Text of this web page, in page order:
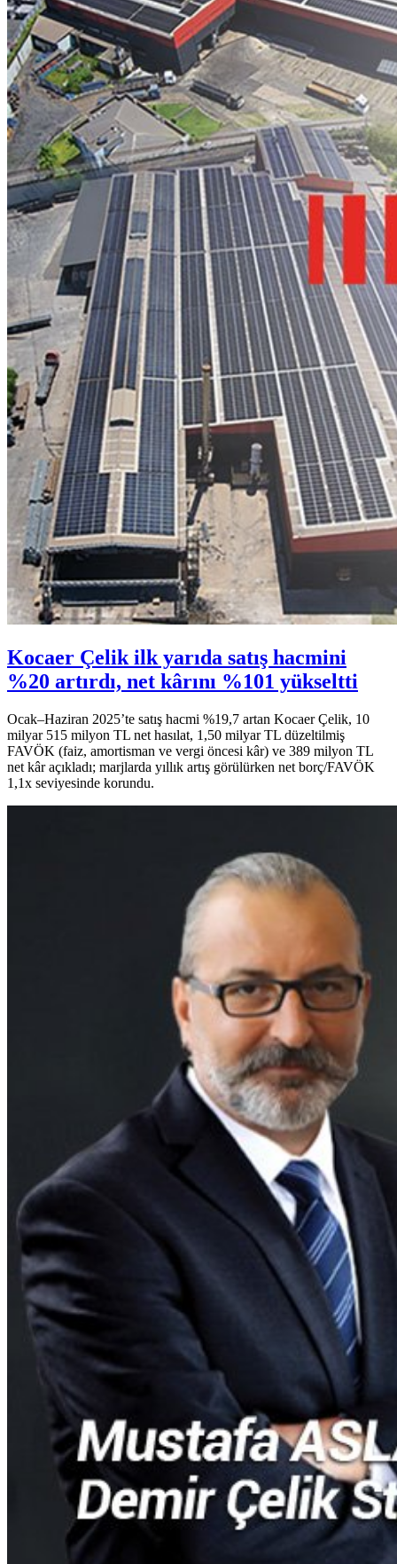
Kocaer Çelik ilk yarıda satış hacmini
%20 artırdı, net kârını %101 yükseltti
Ocak–Haziran 2025’te satış hacmi %19,7 artan Kocaer Çelik, 10
milyar 515 milyon TL net hasılat, 1,50 milyar TL düzeltilmiş
FAVÖK (faiz, amortisman ve vergi öncesi kâr) ve 389 milyon TL
net kâr açıkladı; marjlarda yıllık artış görülürken net borç/FAVÖK
1,1x seviyesinde korundu.